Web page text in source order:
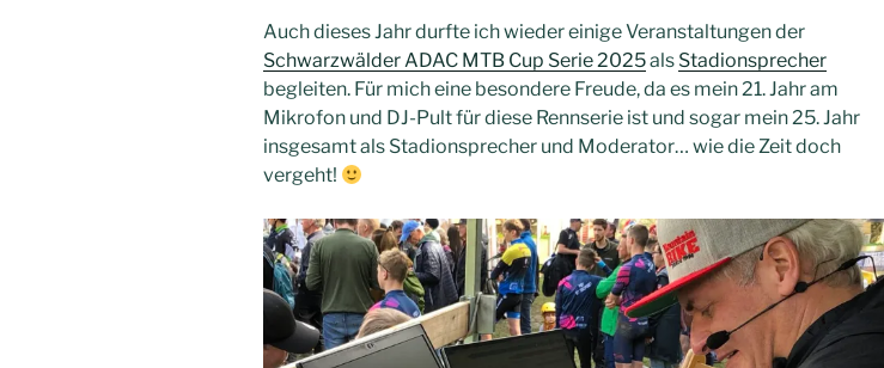
Auch dieses Jahr durfte ich wieder einige Veranstaltungen der
Schwarzwälder ADAC MTB Cup Serie 2025als Stadionsprecher
begleiten. Für mich eine besondere Freude, da es mein 21. Jahr am
Mikrofon und DJ-Pult für diese Rennserie ist und sogar mein 25. Jahr
insgesamt als Stadionsprecher und Moderator… wie die Zeit doch
vergeht!